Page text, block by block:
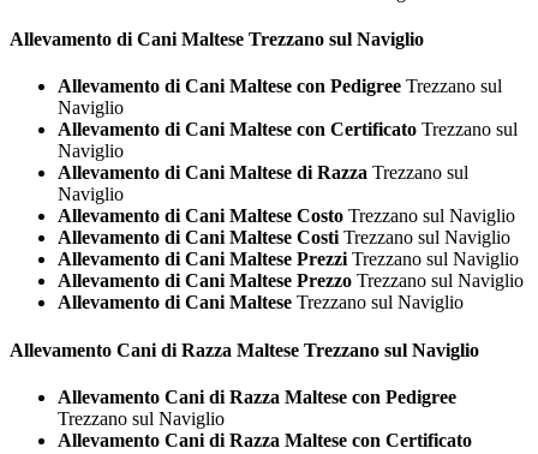
Allevamento di Cani Maltese Trezzano sul Naviglio
Allevamento di Cani Maltese con Pedigree Trezzano sul
Naviglio
Allevamento di Cani Maltese con Certificato Trezzano sul
Naviglio
Allevamento di Cani Maltese di Razza Trezzano sul
Naviglio
Allevamento di Cani Maltese Costo Trezzano sul Naviglio
Allevamento di Cani Maltese Costi Trezzano sul Naviglio
Allevamento di Cani Maltese Prezzi Trezzano sul Naviglio
Allevamento di Cani Maltese Prezzo Trezzano sul Naviglio
Allevamento di Cani Maltese Trezzano sul Naviglio
Allevamento Cani di Razza Maltese Trezzano sul Naviglio
Allevamento Cani di Razza Maltese con Pedigree
Trezzano sul Naviglio
Allevamento Cani di Razza Maltese con Certificato